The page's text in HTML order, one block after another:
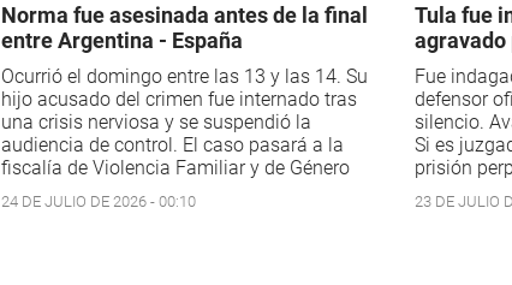
Norma fue asesinada antes de la final
entre Argentina - España
Ocurrió el domingo entre las 13 y las 14. Su
hijo acusado del crimen fue internado tras
una crisis nerviosa y se suspendió la
audiencia de control. El caso pasará a la
fiscalía de Violencia Familiar y de Género
24 DE JULIO DE 2026 - 00:10
Tula fue
agravado
Fue
defensor
silencio.
Si es
prisión
23 DE JULIO